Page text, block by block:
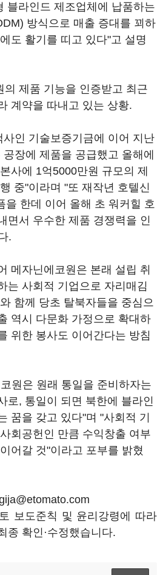
블라인드 제조업체에 납품하는
방식으로 매출 증대를 꾀하
도 활기를 띠고 있다"고 설명
의 제품 기능을 인증받고 최근
계약을 따내고 있는 상황.
인 기술보증기금에 이어 지난
장에 제품을 공급했고 올해에
사에 1억5000만원 규모의 제
중"이라며 "또 재작년 호텔신
을 한데 이어 올해 초 워커힐 호
면서 우수한 제품 경쟁력을 인
.
메자닌에코원은 본래 설립 취
는 사회적 기업으로 자리매김
함께 당초 탈북자들을 중심으
역시 다문화 가정으로 확대하
위한 봉사도 이어간다는 방침
원은 원래 통일을 준비하자는
로, 통일이 되면 북한에 블라인
꿈을 갖고 있다"며 "사회적 기
회공헌인 만큼 수익창출 여부
어갈 것"이라고 포부를 밝혔
보도준칙 및 윤리강령에 따라
종 확인·수정했습니다.